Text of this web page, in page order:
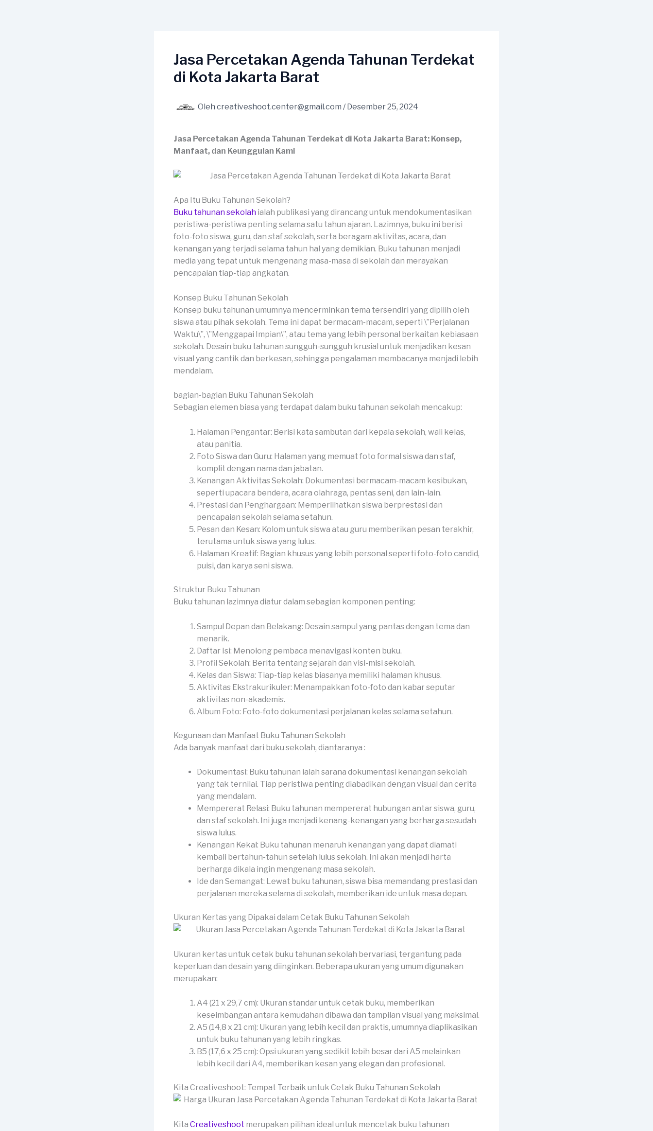
Jasa Percetakan Agenda Tahunan Terdekat
di Kota Jakarta Barat
Oleh creativeshoot.center@gmail.com / Desember 25, 2024
Jasa Percetakan Agenda Tahunan Terdekat di Kota Jakarta Barat: Konsep,
Manfaat, dan Keunggulan Kami
Apa Itu Buku Tahunan Sekolah?
Buku tahunan sekolah ialah publikasi yang dirancang untuk mendokumentasikan
peristiwa-peristiwa penting selama satu tahun ajaran. Lazimnya, buku ini berisi
foto-foto siswa, guru, dan staf sekolah, serta beragam aktivitas, acara, dan
kenangan yang terjadi selama tahun hal yang demikian. Buku tahunan menjadi
media yang tepat untuk mengenang masa-masa di sekolah dan merayakan
pencapaian tiap-tiap angkatan.
Konsep Buku Tahunan Sekolah
Konsep buku tahunan umumnya mencerminkan tema tersendiri yang dipilih oleh
siswa atau pihak sekolah. Tema ini dapat bermacam-macam, seperti \”Perjalanan
Waktu\”, \”Menggapai Impian\”, atau tema yang lebih personal berkaitan kebiasaan
sekolah. Desain buku tahunan sungguh-sungguh krusial untuk menjadikan kesan
visual yang cantik dan berkesan, sehingga pengalaman membacanya menjadi lebih
mendalam.
bagian-bagian Buku Tahunan Sekolah
Sebagian elemen biasa yang terdapat dalam buku tahunan sekolah mencakup:
Halaman Pengantar: Berisi kata sambutan dari kepala sekolah, wali kelas,
atau panitia.
Foto Siswa dan Guru: Halaman yang memuat foto formal siswa dan staf,
komplit dengan nama dan jabatan.
Kenangan Aktivitas Sekolah: Dokumentasi bermacam-macam kesibukan,
seperti upacara bendera, acara olahraga, pentas seni, dan lain-lain.
Prestasi dan Penghargaan: Memperlihatkan siswa berprestasi dan
pencapaian sekolah selama setahun.
Pesan dan Kesan: Kolom untuk siswa atau guru memberikan pesan terakhir,
terutama untuk siswa yang lulus.
Halaman Kreatif: Bagian khusus yang lebih personal seperti foto-foto candid,
puisi, dan karya seni siswa.
Struktur Buku Tahunan
Buku tahunan lazimnya diatur dalam sebagian komponen penting:
Sampul Depan dan Belakang: Desain sampul yang pantas dengan tema dan
menarik.
Daftar Isi: Menolong pembaca menavigasi konten buku.
Profil Sekolah: Berita tentang sejarah dan visi-misi sekolah.
Kelas dan Siswa: Tiap-tiap kelas biasanya memiliki halaman khusus.
Aktivitas Ekstrakurikuler: Menampakkan foto-foto dan kabar seputar
aktivitas non-akademis.
Album Foto: Foto-foto dokumentasi perjalanan kelas selama setahun.
Kegunaan dan Manfaat Buku Tahunan Sekolah
Ada banyak manfaat dari buku sekolah, diantaranya :
Dokumentasi: Buku tahunan ialah sarana dokumentasi kenangan sekolah
yang tak ternilai. Tiap peristiwa penting diabadikan dengan visual dan cerita
yang mendalam.
Mempererat Relasi: Buku tahunan mempererat hubungan antar siswa, guru,
dan staf sekolah. Ini juga menjadi kenang-kenangan yang berharga sesudah
siswa lulus.
Kenangan Kekal: Buku tahunan menaruh kenangan yang dapat diamati
kembali bertahun-tahun setelah lulus sekolah. Ini akan menjadi harta
berharga dikala ingin mengenang masa sekolah.
Ide dan Semangat: Lewat buku tahunan, siswa bisa memandang prestasi dan
perjalanan mereka selama di sekolah, memberikan ide untuk masa depan.
Ukuran Kertas yang Dipakai dalam Cetak Buku Tahunan Sekolah
Ukuran kertas untuk cetak buku tahunan sekolah bervariasi, tergantung pada
keperluan dan desain yang diinginkan. Beberapa ukuran yang umum digunakan
merupakan:
A4 (21 x 29,7 cm): Ukuran standar untuk cetak buku, memberikan
keseimbangan antara kemudahan dibawa dan tampilan visual yang maksimal.
A5 (14,8 x 21 cm): Ukuran yang lebih kecil dan praktis, umumnya diaplikasikan
untuk buku tahunan yang lebih ringkas.
B5 (17,6 x 25 cm): Opsi ukuran yang sedikit lebih besar dari A5 melainkan
lebih kecil dari A4, memberikan kesan yang elegan dan profesional.
Kita Creativeshoot: Tempat Terbaik untuk Cetak Buku Tahunan Sekolah
Kita Creativeshoot merupakan pilihan ideal untuk mencetak buku tahunan